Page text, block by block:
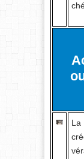
La